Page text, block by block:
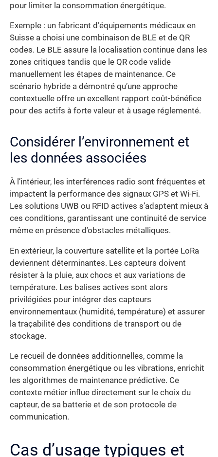
pour limiter la consommation énergétique.
Exemple : un fabricant d’équipements médicaux en
Suisse a choisi une combinaison de BLE et de QR
codes. Le BLE assure la localisation continue dans les
zones critiques tandis que le QR code valide
manuellement les étapes de maintenance. Ce
scénario hybride a démontré qu’une approche
contextuelle offre un excellent rapport coût-bénéfice
pour des actifs à forte valeur et à usage réglementé.
Considérer l’environnement et
les données associées
À l’intérieur, les interférences radio sont fréquentes et
impactent la performance des signaux GPS et Wi-Fi.
Les solutions UWB ou RFID actives s’adaptent mieux à
ces conditions, garantissant une continuité de service
même en présence d’obstacles métalliques.
En extérieur, la couverture satellite et la portée LoRa
deviennent déterminantes. Les capteurs doivent
résister à la pluie, aux chocs et aux variations de
température. Les balises actives sont alors
privilégiées pour intégrer des capteurs
environnementaux (humidité, température) et assurer
la traçabilité des conditions de transport ou de
stockage.
Le recueil de données additionnelles, comme la
consommation énergétique ou les vibrations, enrichit
les algorithmes de maintenance prédictive. Ce
contexte métier influe directement sur le choix du
capteur, de sa batterie et de son protocole de
communication.
Cas d’usage typiques et